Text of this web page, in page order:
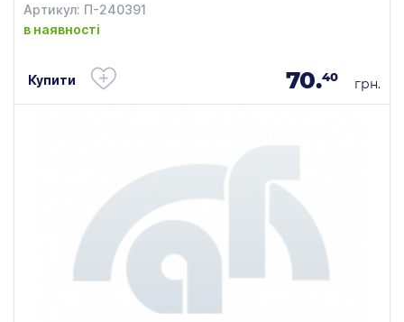
Артикул: П-240391
в наявності
Купити 70.40 грн.